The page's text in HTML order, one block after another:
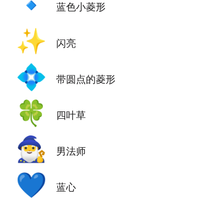
蓝色小菱形
✨ 闪亮
💠 带圆点的菱形
🍀 四叶草
🧙‍♂️ 男法师
💙 蓝心